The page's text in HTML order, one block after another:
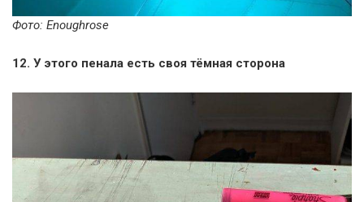
Фото: Enoughrose
12. У этого пенала есть своя тёмная сторона